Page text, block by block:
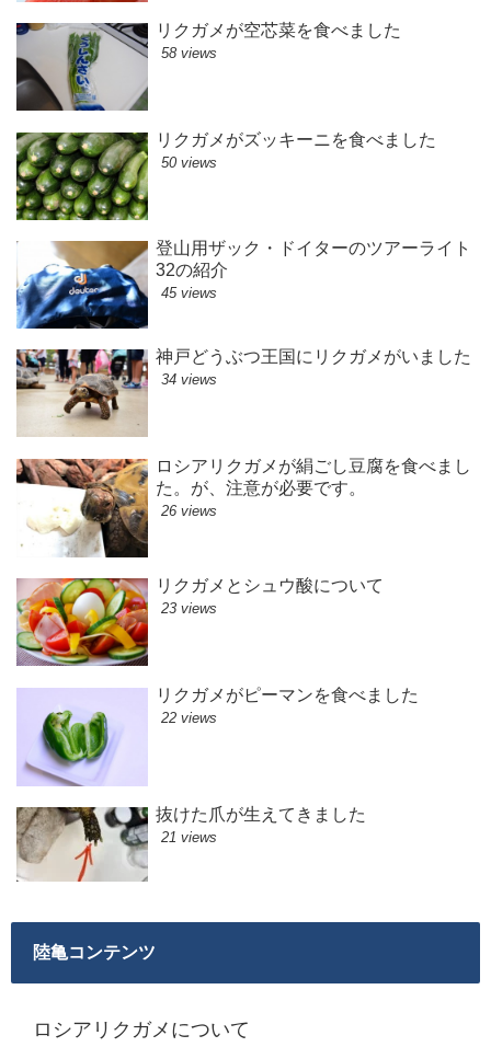
リクガメが空芯菜を食べました
58 views
リクガメがズッキーニを食べました
50 views
登山用ザック・ドイターのツアーライト
32の紹介
45 views
神戸どうぶつ王国にリクガメがいました
34 views
ロシアリクガメが絹ごし豆腐を食べまし
た。が、注意が必要です。
26 views
リクガメとシュウ酸について
23 views
リクガメがピーマンを食べました
22 views
抜けた爪が生えてきました
21 views
陸亀コンテンツ
ロシアリクガメについて